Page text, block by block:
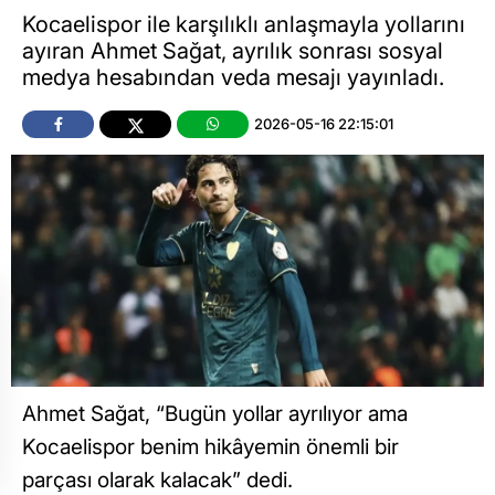
Kocaelispor ile karşılıklı anlaşmayla yollarını
ayıran Ahmet Sağat, ayrılık sonrası sosyal
medya hesabından veda mesajı yayınladı.
2026-05-16 22:15:01
Ahmet Sağat, “Bugün yollar ayrılıyor ama
Kocaelispor benim hikâyemin önemli bir
parçası olarak kalacak” dedi.